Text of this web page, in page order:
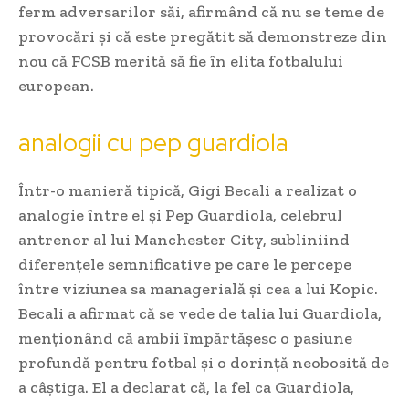
ferm adversarilor săi, afirmând că nu se teme de
provocări și că este pregătit să demonstreze din
nou că FCSB merită să fie în elita fotbalului
european.
analogii cu pep guardiola
Într-o manieră tipică, Gigi Becali a realizat o
analogie între el și Pep Guardiola, celebrul
antrenor al lui Manchester City, subliniind
diferențele semnificative pe care le percepe
între viziunea sa managerială și cea a lui Kopic.
Becali a afirmat că se vede de talia lui Guardiola,
menționând că ambii împărtășesc o pasiune
profundă pentru fotbal și o dorință neobosită de
a câștiga. El a declarat că, la fel ca Guardiola,